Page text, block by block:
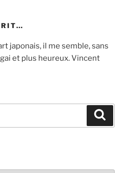
japonais, il me semble, sans
et plus heureux. Vincent